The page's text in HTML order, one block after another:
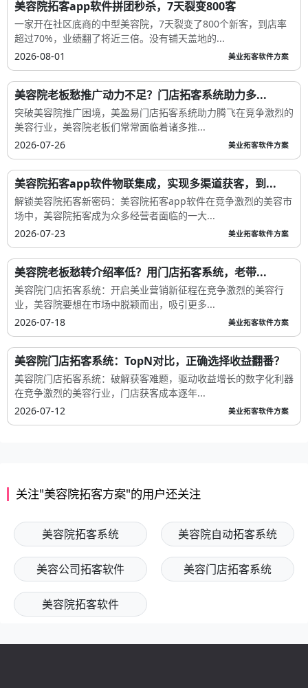
美容院拓客app软件拼团秒杀，7天裂变800客
一家开在社区底商的中型美容院，7天裂变了800个新客，到店率
超过70%，业绩翻了将近三倍。没有铺天盖地的...
2026-08-01
美业拓客软件方案
美容院老板愁推广动力不足？门店拓客系统助力多...
突破美容院推广困境，美盈易门店拓客系统助力腾飞在竞争激烈的
美容行业，美容院老板们常常面临着诸多推...
2026-07-26
美业拓客软件方案
美容院拓客app软件物联集成，实现多渠道获客，到...
解锁美容院拓客新密码：美容院拓客app软件在竞争激烈的美容市
场中，美容院拓客成为众多经营者面临的一大...
2026-07-23
美业拓客软件方案
美容院老板愁转介绍率低？用门店拓客系统，老带...
美容院门店拓客系统：开启美业营销新征程在竞争激烈的美容行
业，美容院要想在市场中脱颖而出，吸引更多...
2026-07-18
美业拓客软件方案
美容院门店拓客系统：TopN对比，正确选择收益翻番？
美容院门店拓客系统：破解获客难题，驱动收益增长的数字化利器
在竞争激烈的美容行业，门店获客成本逐年...
2026-07-12
美业拓客软件方案
关注"美容院拓客方案"的用户还关注
美容院拓客系统 美容院自动拓客系统
美容公司拓客软件 美容门店拓客系统
美容院拓客软件